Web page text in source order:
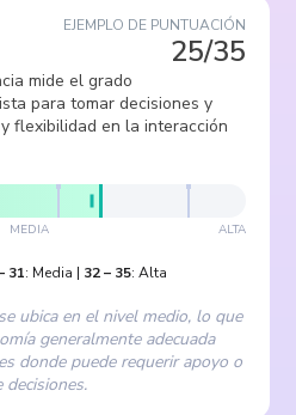
EJEMPLO DE PUNTUACIÓN
25/35
mide el grado
para tomar decisiones y
flexibilidad en la interacción
MEDIA ALTA
31: Media | 32– 35: Alta
ubica en el nivel medio, lo que
generalmente adecuada
donde puede requerir apoyo o